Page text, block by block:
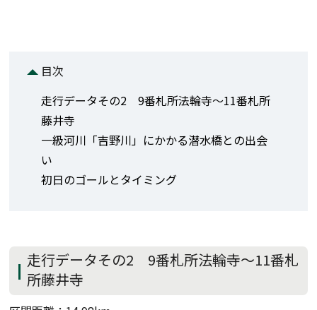
目次
走行データその2 9番札所法輪寺～11番札所
藤井寺
一級河川「吉野川」にかかる潜水橋との出会
い
初日のゴールとタイミング
走行データその2 9番札所法輪寺～11番札
所藤井寺